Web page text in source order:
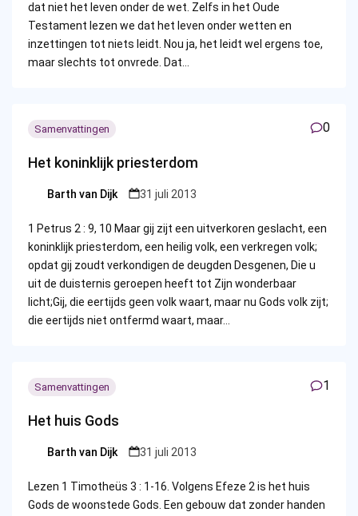
dat niet het leven onder de wet. Zelfs in het Oude
Testament lezen we dat het leven onder wetten en
inzettingen tot niets leidt. Nou ja, het leidt wel ergens toe,
maar slechts tot onvrede. Dat…
Samenvattingen 0
Het koninklijk priesterdom
Posted
Barth van Dijk 31 juli 2013
1 Petrus 2 : 9, 10 Maar gij zijt een uitverkoren geslacht, een
koninklijk priesterdom, een heilig volk, een verkregen volk;
opdat gij zoudt verkondigen de deugden Desgenen, Die u
uit de duisternis geroepen heeft tot Zijn wonderbaar
licht;Gij, die eertijds geen volk waart, maar nu Gods volk zijt;
die eertijds niet ontfermd waart, maar…
Samenvattingen 1
Het huis Gods
Posted
Barth van Dijk 31 juli 2013
Lezen 1 Timotheüs 3 : 1-16. Volgens Efeze 2 is het huis
Gods de woonstede Gods. Een gebouw dat zonder handen